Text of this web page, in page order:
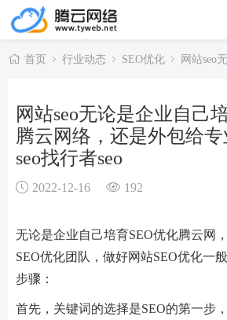
首页 行业动态 SEO优化 网站seo
网站seo无论是企业自己
腾云网络，还是外包给
seo找行者seo
2022-12-16 192
无论是企业自己培育SEO优化腾云网
SEO优化团队，做好网站SEO优化一
步骤：
首先，关键词的选择是SEO的第一步